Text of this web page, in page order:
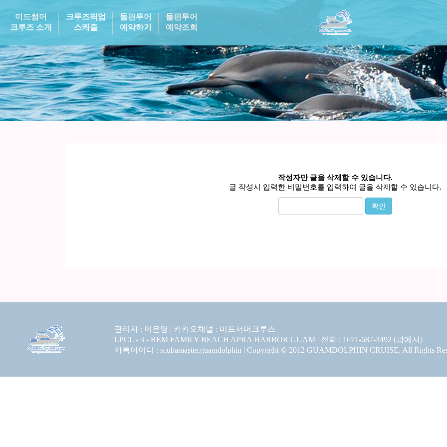
미드썸머
크루즈 소개
크루즈픽업
스케줄
돌핀투어
예약하기
돌핀투어
예약조회
작성자만 글을 삭제할 수 있습니다.
글 작성시 입력한 비밀번호를 입력하여 글을 삭제할 수 있습니다.
관리자 : 이은영 | 카카오채널 : 미드서머크루즈
LPCL - 3 - REM FAMILY BEACH APRA HARBOR GUAM | 전화 : 1671-687-3492 (괌에서)
카톡아이디 : scubamaster,guamdolphin | Copyright © 2012 GUAMDOLPHIN CRUISE. All Rights